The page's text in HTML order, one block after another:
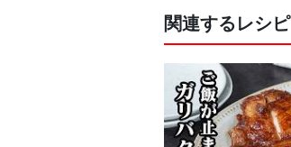
関連するレシピ